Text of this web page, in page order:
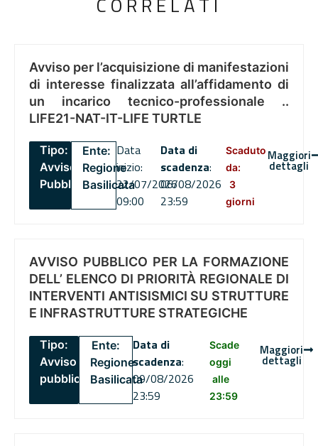
Avviso per l’acquisizione di manifestazioni
di interesse finalizzata all’affidamento di
un incarico tecnico-professionale ..
LIFE21-NAT-IT-LIFE TURTLE
Tipo:
Avviso
Pubblico
Ente:
Regione
Basilicata
Data
inizio:
22/07/2026
09:00
Data di
scadenza:
06/08/2026
23:59
Scaduto
da:
3
giorni
Maggiori
dettagli
AVVISO PUBBLICO PER LA FORMAZIONE
DELL’ ELENCO DI PRIORITÀ REGIONALE DI
INTERVENTI ANTISISMICI SU STRUTTURE
E INFRASTRUTTURE STRATEGICHE
Tipo:
Avviso
pubblico
Ente:
Regione
Basilicata
Data di
scadenza:
09/08/2026
23:59
Scade
oggi
alle
23:59
Maggiori
dettagli